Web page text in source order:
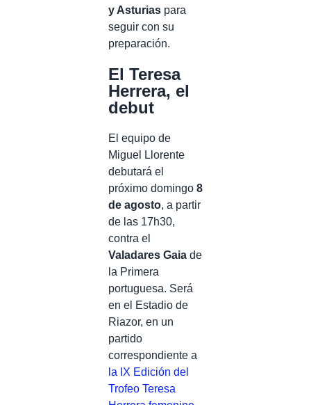
y Asturias para
seguir con su
preparación.
El Teresa
Herrera, el
debut
El equipo de
Miguel Llorente
debutará el
próximo domingo 8
de agosto, a partir
de las 17h30,
contra el
Valadares Gaia de
la Primera
portuguesa. Será
en el Estadio de
Riazor, en un
partido
correspondiente a
la IX Edición del
Trofeo Teresa